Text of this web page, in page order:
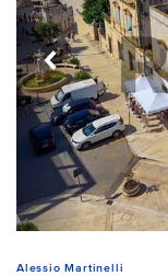
Alessio Martinelli